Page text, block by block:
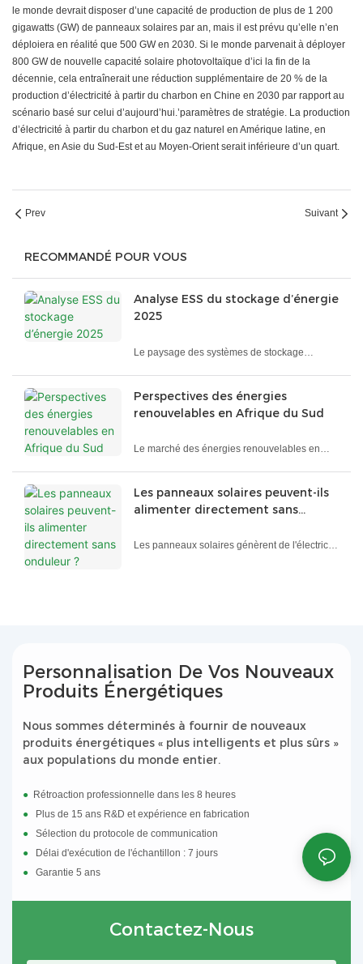
le monde devrait disposer d’une capacité de production de plus de 1 200
gigawatts (GW) de panneaux solaires par an, mais il est prévu qu’elle n’en
déploiera en réalité que 500 GW en 2030. Si le monde parvenait à déployer
800 GW de nouvelle capacité solaire photovoltaïque d’ici la fin de la
décennie, cela entraînerait une réduction supplémentaire de 20 % de la
production d’électricité à partir du charbon en Chine en 2030 par rapport au
scénario basé sur celui d’aujourd’hui.’paramètres de stratégie. La production
d’électricité à partir du charbon et du gaz naturel en Amérique latine, en
Afrique, en Asie du Sud-Est et au Moyen-Orient serait inférieure d’un quart.
Prev Suivant
RECOMMANDÉ POUR VOUS
Analyse ESS du stockage d’énergie
2025
Le paysage des systèmes de stockage
l’intégration des énergies renouvelables, la
modernisation du réseau et les progrès de la
développements clés:
Perspectives des énergies
renouvelables en Afrique du Sud
Le marché des énergies renouvelables en
prochaine décennie. D'ici 2024, la capacité
d'énergie renouvelable de l'Afrique du Sud est
devrait atteindre 28 GW d'ici 2029, avec un
Les panneaux solaires peuvent-ils
alimenter directement sans
Les panneaux solaires génèrent de l'électricité
courants, un onduleur est généralement
nécessaire.
Un onduleur est un appareil qui convertit
l’électricité DC en électricité AC, lui permettant
d’être compatible avec les appareils
change la direction du courant et convertit sa
tension au niveau approprié.
Personnalisation De Vos Nouveaux
Produits Énergétiques
Nous sommes déterminés à fournir de nouveaux
produits énergétiques « plus intelligents et plus sûrs »
aux populations du monde entier.
● Rétroaction professionnelle dans les 8 heures
●
Plus de 15 ans R&D et expérience en fabrication
●
Sélection du protocole de communication
●
Délai d'exécution de l'échantillon : 7 jours
●
Garantie 5 ans
Contactez-Nous